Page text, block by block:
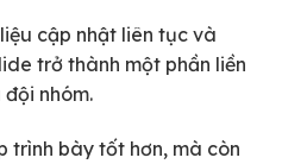
cập nhật liên tục và
trở thành một phần liền
nhóm.
trình bày tốt hơn, mà còn